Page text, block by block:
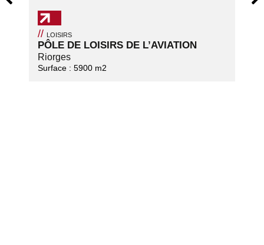
// LOISIRS
PÔLE DE LOISIRS DE L’AVIATION
Riorges
Surface : 5900 m2